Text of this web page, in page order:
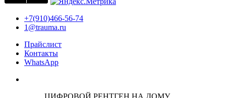
+7(910)466-56-74
1@trauma.ru
Прайслист
Контакты
WhatsApp